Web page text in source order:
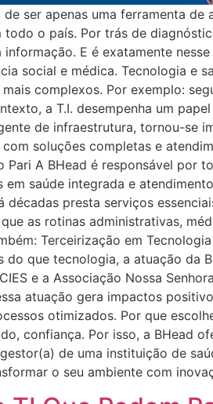
de ser apenas uma ferramenta
o país. Por trás de
E é exatamente
social e médica. Tecnologia e
complexos. Por exemplo:
a T.I. desempenha um
de infraestrutura, tornou-se
soluções completas e
Pari A BHead é responsável
saúde integrada e
décadas presta serviços
as rotinas administrativas,
Terceirização em
do que tecnologia, a atuação da
e a Associação Nossa
atuação gera impactos
otimizados. Por que
confiança. Por isso, a BHead
de uma instituição de
o seu ambiente com